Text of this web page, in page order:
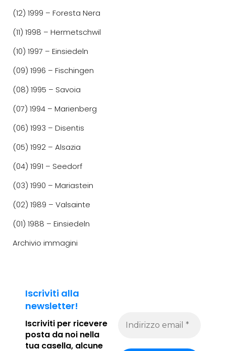
(12) 1999 – Foresta Nera
(11) 1998 – Hermetschwil
(10) 1997 – Einsiedeln
(09) 1996 – Fischingen
(08) 1995 – Savoia
(07) 1994 – Marienberg
(06) 1993 – Disentis
(05) 1992 – Alsazia
(04) 1991 – Seedorf
(03) 1990 – Mariastein
(02) 1989 – Valsainte
(01) 1988 – Einsiedeln
Archivio immagini
Iscriviti alla
newsletter!
Iscriviti per ricevere
posta da noi nella
tua casella, alcune